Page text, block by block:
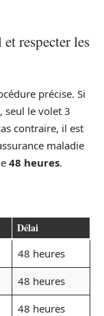
respecter les
précise. Si
seul le volet 3
contraire, il est
maladie
48 heures.
Délai
48 heures
48 heures
48 heures